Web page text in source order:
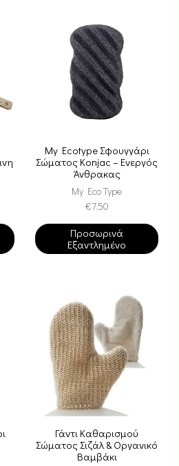
My Ecotype Σφουγγάρι
Σώματος Konjac – Ενεργός
Άνθρακας
My Eco Type
€7.50
Προσωρινά
Εξαντλημένο
Γάντι Καθαρισμού
Σώματος Σιζάλ & Οργανικό
Βαμβάκι